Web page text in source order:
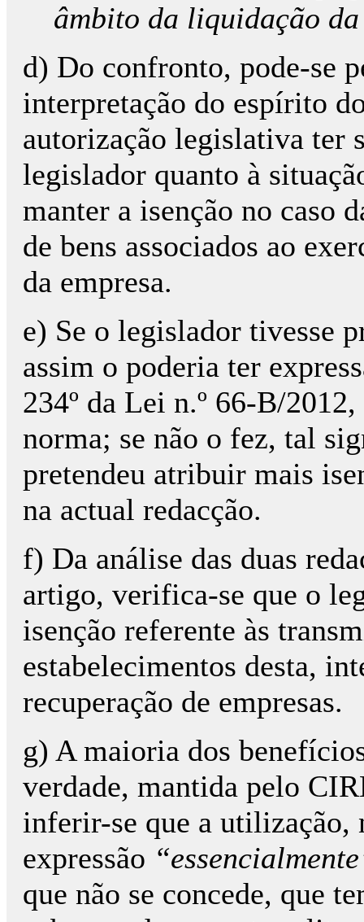
âmbito da liquidação
d) Do confronto, pode-se
interpretação do espírito
autorização legislativa ter
legislador quanto à
manter a isenção no caso
de bens associados ao
da empresa.
e) Se o legislador tivesse
assim o poderia ter
234º da Lei n.º 66-B/
norma; se não o fez, tal
pretendeu atribuir mais
na actual redacção.
f) Da análise das duas
artigo, verifica-se que o
isenção referente às
estabelecimentos desta,
recuperação de empresas.
g) A maioria dos
verdade, mantida pelo
inferir-se que a utilização,
expressão
que não se concede, que